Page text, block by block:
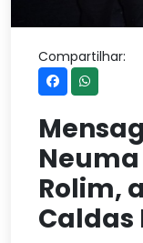
Compartilhar:
Rolim,
Caldas